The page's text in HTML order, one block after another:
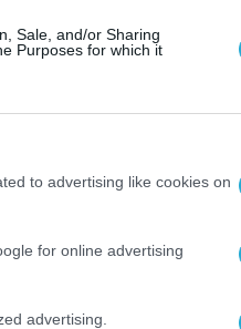
Sale, and/or Sharing
Purposes for which it
to advertising like cookies on
for online advertising
advertising.
πολυπλοκότητα των
αποφάσεις.
στο Gartner®
επιβεβαιώνει την
Μέσα από τη
threat intelligence,
απέναντι σε ένα όλο